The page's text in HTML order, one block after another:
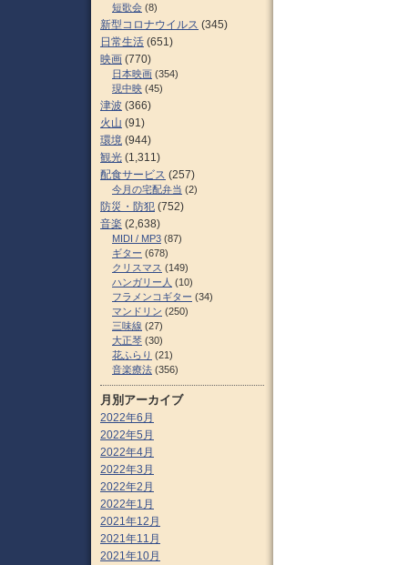
短歌会 (8)
新型コロナウイルス (345)
日常生活 (651)
映画 (770)
日本映画 (354)
現中映 (45)
津波 (366)
火山 (91)
環境 (944)
観光 (1,311)
配食サービス (257)
今月の宅配弁当 (2)
防災・防犯 (752)
音楽 (2,638)
MIDI / MP3 (87)
ギター (678)
クリスマス (149)
ハンガリー人 (10)
フラメンコギター (34)
マンドリン (250)
三味線 (27)
大正琴 (30)
花ふらり (21)
音楽療法 (356)
月別アーカイブ
2022年6月
2022年5月
2022年4月
2022年3月
2022年2月
2022年1月
2021年12月
2021年11月
2021年10月